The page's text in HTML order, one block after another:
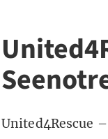
United4Rescue